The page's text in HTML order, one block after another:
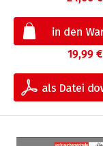
19,99 €